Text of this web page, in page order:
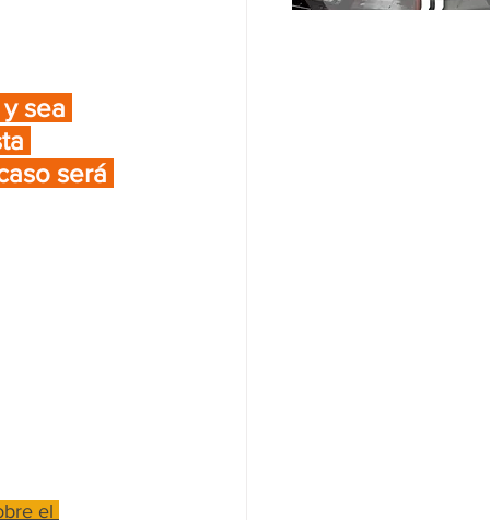
sea
será
el